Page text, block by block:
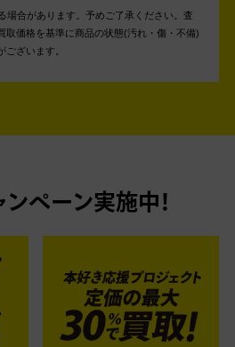
場合があります。予めご了承ください。 査
取価格を基準に商品の状態(汚れ・傷・不備)
ございます。
ペーン実施中！